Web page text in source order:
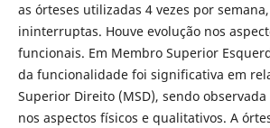
as órteses utilizadas 4 vezes por
ininterruptas. Houve evolução nos
funcionais. Em Membro Superior
da funcionalidade foi significativa em
Superior Direito (MSD), sendo
nos aspectos físicos e qualitativos. A